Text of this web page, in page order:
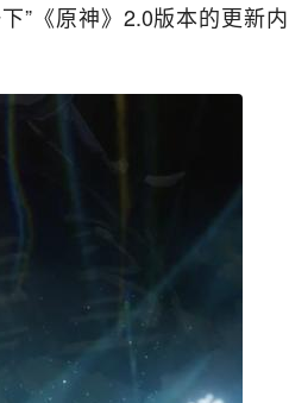
”《原神》2.0版本的更新内